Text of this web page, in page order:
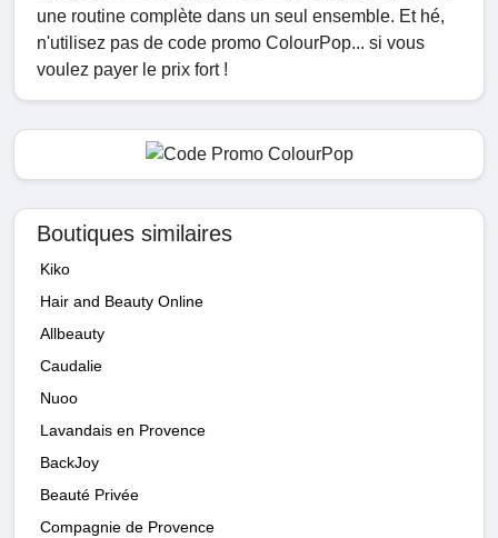
une routine complète dans un seul ensemble. Et hé,
n'utilisez pas de code promo ColourPop... si vous
voulez payer le prix fort !
Boutiques similaires
Kiko
Hair and Beauty Online
Allbeauty
Caudalie
Nuoo
Lavandais en Provence
BackJoy
Beauté Privée
Compagnie de Provence